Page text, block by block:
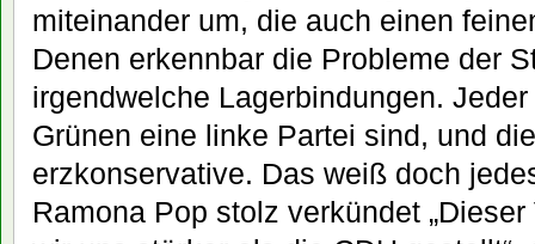
miteinander um, die auch einen
Denen erkennbar die Probleme der
irgendwelche Lagerbindungen.
Grünen eine linke Partei sind, und
erzkonservative. Das weiß doch
Ramona Pop stolz verkündet